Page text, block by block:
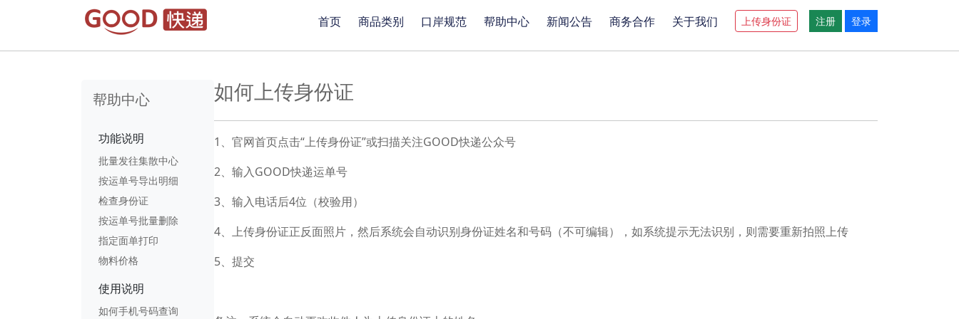
首页 商品类别 口岸规范 帮助中心 新闻公告 商务合作 关于我们 上传身份证 注册 登录
帮助中心
功能说明
批量发往集散中心
按运单号导出明细
检查身份证
按运单号批量删除
指定面单打印
物料价格
使用说明
如何手机号码查询
如何上传身份证
1、官网首页点击“上传身份证”或扫描关注GOOD快递公众号
2、输入GOOD快递运单号
3、输入电话后4位（校验用）
4、上传身份证正反面照片，然后系统会自动识别身份证姓名和号码（不可编辑），如系统提示无法识别，则需要重新拍照上传
5、提交